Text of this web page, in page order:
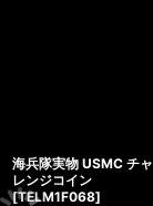
海兵隊実物 USMC チャ
レンジコイン
[TELM1F068]